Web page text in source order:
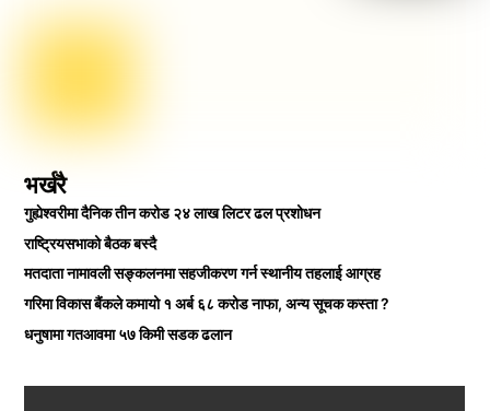
भर्खरै
गुह्येश्वरीमा दैनिक तीन करोड २४ लाख लिटर ढल प्रशोधन
राष्ट्रियसभाको बैठक बस्दै
मतदाता नामावली सङ्कलनमा सहजीकरण गर्न स्थानीय तहलाई आग्रह
गरिमा विकास बैंकले कमायो १ अर्ब ६८ करोड नाफा, अन्य सूचक कस्ता ?
धनुषामा गतआवमा ५७ किमी सडक ढलान